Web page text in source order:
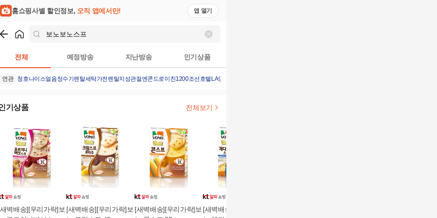
홈쇼핑사별 할인정보, 오직 앱에서만! 앱 열기
전체 예정방송 지난방송 인기상품
연관 청호나이스얼음정수기렌탈세탁가전렌탈지성관절엔콘드로이친1200조선호텔LA양념갈비
기상품 전체보기
벽배송][우리가락]보 [새벽배송][우리가락]보 [새벽배송][우리가락]보 [새벽배송][우리가락]보